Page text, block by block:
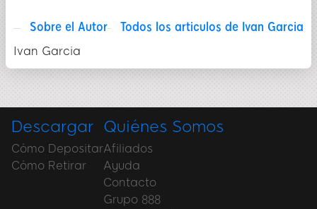
Sobre el Autor Todos los articulos de Ivan Garcia
Ivan Garcia
Descargar
Cómo Depositar
Cómo Retirar
Quiénes Somos
Afiliados
Ayuda
Contacto
Grupo 888